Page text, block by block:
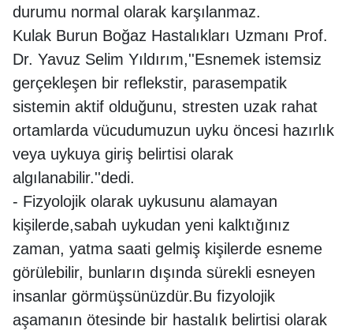
durumu normal olarak karşılanmaz.
Kulak Burun Boğaz Hastalıkları Uzmanı Prof.
Dr. Yavuz Selim Yıldırım,''Esnemek istemsiz
gerçekleşen bir reflekstir, parasempatik
sistemin aktif olduğunu, stresten uzak rahat
ortamlarda vücudumuzun uyku öncesi hazırlık
veya uykuya giriş belirtisi olarak
algılanabilir.''dedi.
- Fizyolojik olarak uykusunu alamayan
kişilerde,sabah uykudan yeni kalktığınız
zaman, yatma saati gelmiş kişilerde esneme
görülebilir, bunların dışında sürekli esneyen
insanlar görmüşsünüzdür.Bu fizyolojik
aşamanın ötesinde bir hastalık belirtisi olarak